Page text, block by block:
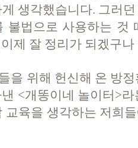
게 생각했습니다. 그러
불법으로 사용하는
제 잘 정리가 되겠구
을 위해 헌신해 온 방
<개똥이네 놀이터>
교육을 생각하는 저희